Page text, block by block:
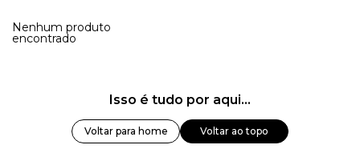
Nenhum produto
encontrado
Isso é tudo por aqui...
Voltar para home Voltar ao topo